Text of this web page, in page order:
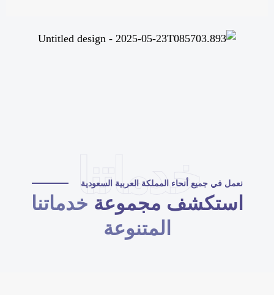
خدماتنا
نعمل في جميع أنحاء المملكة العربية السعودية
استكشف مجموعةخدماتنا
المتنوعة